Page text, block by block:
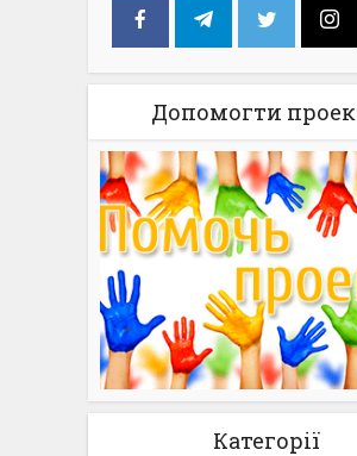
Допомогти
Категорії